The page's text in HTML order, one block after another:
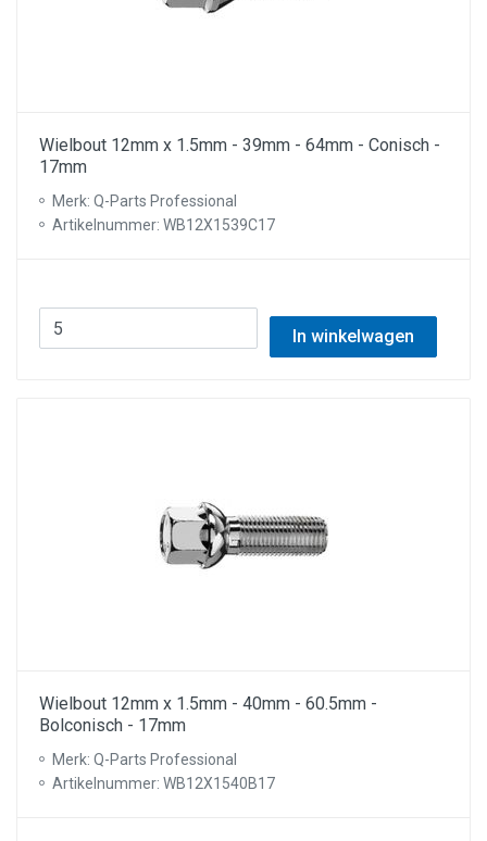
Wielbout 12mm x 1.5mm - 39mm - 64mm - Conisch -
17mm
Merk: Q-Parts Professional
Artikelnummer: WB12X1539C17
In winkelwagen
Wielbout 12mm x 1.5mm - 40mm - 60.5mm -
Bolconisch - 17mm
Merk: Q-Parts Professional
Artikelnummer: WB12X1540B17